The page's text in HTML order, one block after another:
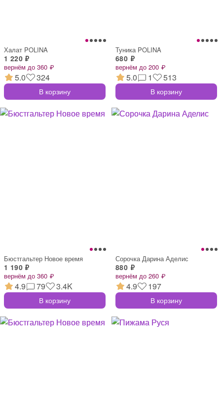
Халат POLINA
1 220 ₽
вернём до 360 ₽
5.0 324
В корзину
Туника POLINA
680 ₽
вернём до 200 ₽
5.0 1 513
В корзину
Бюстгальтер Новое время
1 190 ₽
вернём до 360 ₽
4.9 79 3.4K
В корзину
Сорочка Дарина Аделис
880 ₽
вернём до 260 ₽
4.9 197
В корзину